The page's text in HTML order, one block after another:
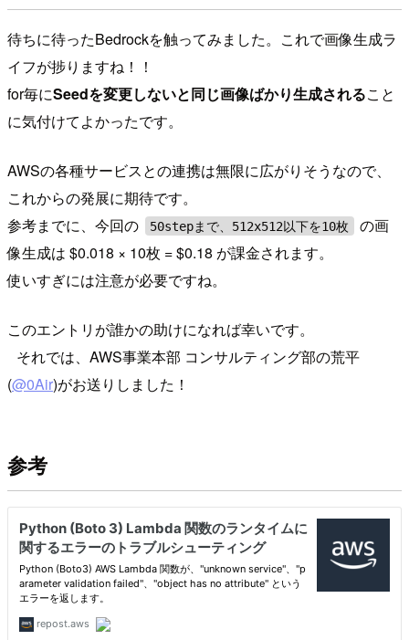
待ちに待ったBedrockを触ってみました。これで画像生成ラ
イフが捗りますね！！
for毎にSeedを変更しないと同じ画像ばかり生成されること
に気付けてよかったです。
AWSの各種サービスとの連携は無限に広がりそうなので、
これからの発展に期待です。
参考までに、今回の
50stepまで、512x512以下を10枚
の画
像生成は $0.018 × 10枚 = $0.18 が課金されます。
使いすぎには注意が必要ですね。
このエントリが誰かの助けになれば幸いです。
それでは、AWS事業本部 コンサルティング部の荒平
(@0Air)がお送りしました！
参考